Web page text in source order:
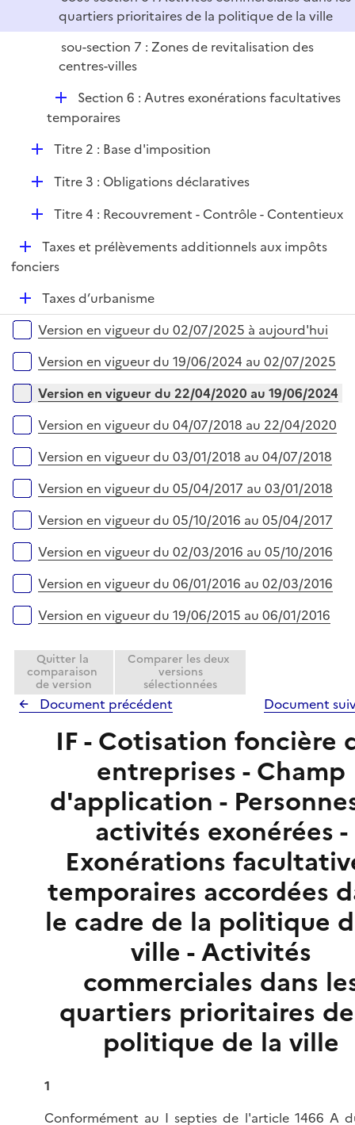
quartiers prioritaires de la politique de la ville
sou-section 7 : Zones de revitalisation des
centres-villes
D
é
l
e
r
Section 6 : Autres exonérations facultatives
temporaires
D
e
r
Titre 2 : Base d'imposition
D
l
i
e
r
Titre 3 : Obligations déclaratives
D
p
l
i
e
r
Titre 4 : Recouvrement - Contrôle - Contentieux
D
é
e
r
Taxes et prélèvements additionnels aux impôts
fonciers
D
é
p
e
Taxes d’urbanisme
Versions sur la période
Version en vigueur du 02/07/2025 à aujourd'hui
Version en vigueur du 19/06/2024 au 02/07/2025
Version en vigueur du 22/04/2020 au 19/06/2024
Version en vigueur du 04/07/2018 au 22/04/2020
Version en vigueur du 03/01/2018 au 04/07/2018
Version en vigueur du 05/04/2017 au 03/01/2018
Version en vigueur du 05/10/2016 au 05/04/2017
Version en vigueur du 02/03/2016 au 05/10/2016
Version en vigueur du 06/01/2016 au 02/03/2016
Version en vigueur du 19/06/2015 au 06/01/2016
Quitter la
comparaison
de version
Comparer les deux
versions
sélectionnées
Document précédent Document
IF - Cotisation foncière
entreprises - Champ
d'application -
activités exonérées -
Exonérations
temporaires accordées
le cadre de la politique
ville - Activités
commerciales dans
quartiers prioritaires
politique de la ville
1
Conformément au I septies de l'article 1466 A